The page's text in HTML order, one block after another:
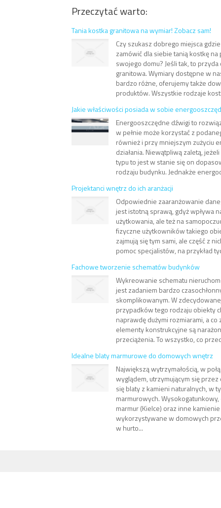
Przeczytać warto:
Tania kostka granitowa na wymiar! Zobacz sam!
Czy szukasz dobrego miejsca
zamówić dla siebie tanią kostkę na
swojego domu? Jeśli tak, to
granitowa. Wymiary dostępne w
bardzo różne, oferujemy także
produktów. Wszystkie rodzaje
Jakie właściwości posiada w sobie
Energooszczędne dźwigi to
w pełnie może korzystać z
również i przy mniejszym zużyciu
działania. Niewątpliwą zaletą,
typu to jest w stanie się on
rodzaju budynku. Jednakże
Projektanci wnętrz do ich aranżacji
Odpowiednie zaaranżowanie
jest istotną sprawą, gdyż wpływa
użytkowania, ale też na
fizyczne użytkowników takiego
zajmują się tym sami, ale część z
pomoc specjalistów, na przykład
Fachowe tworzenie schematów budynków
Wykreowanie schematu
jest zadaniem bardzo
skomplikowanym. W
przypadków tego rodzaju obiekty
naprawdę dużymi rozmiarami, a co
elementy konstrukcyjne są
przeciążenia. To wszystko, co
Idealne blaty marmurowe do domowych wnętrz
Największą wytrzymałością, w
wyglądem, utrzymującym się przez
się blaty z kamieni naturalnych, w
marmurowych.
marmur (Kielce) oraz inne
wykorzystywane w domowych
w hurto...